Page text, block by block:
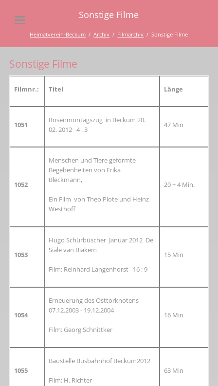
Sonstige Filme
Heimatverein-Beckum Archiv Filmarchiv Sonstige Filme
Sonstige Filme
Filmnr.: Titel Länge
1051
Rosenmontagszug in Beckum 20.
02. 2012 4 . 3
47 Min
1052
Menschen und Tiere geformte
Begebenheiten von Erika
Bleckmann,
Ein Film von Theo Plote und Heinz
Westhoff
20 + 4 Min.
1053
Hugo Schürbüscher Januar 2012 De
Siäle van Biäkem
Film: Reinhard Langenhorst 16 : 9
15 Min
1054
Erneuerung des Osttorknotens
07.12.2003 - 19.12.2004
Film: Georg Schnittker
16 Min
1055
Baustelle Busbahnhof Beckum2012
Film: H. Richter
63 Min